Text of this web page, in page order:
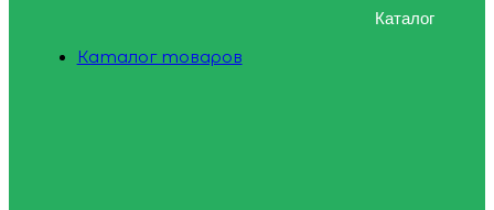
Каталог
Каталог товаров